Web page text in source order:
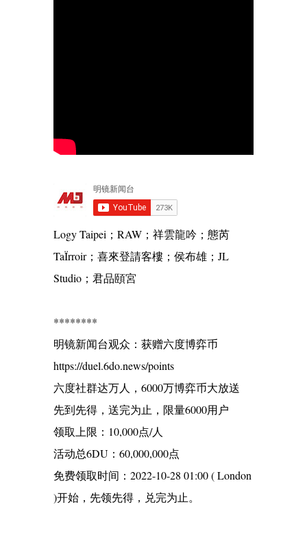
Logy Taipei；RAW；祥雲龍吟；態芮
TaÏrroir；喜來登請客樓；侯布雄；JL
Studio；君品頤宮
********
明镜新闻台观众：获赠六度博弈币
https://duel.6do.news/points
六度社群达万人，6000万博弈币大放送
先到先得，送完为止，限量6000用户
领取上限：10,000点/人
活动总6DU：60,000,000点
免费领取时间：2022-10-28 01:00 ( London
)开始，先领先得，兑完为止。